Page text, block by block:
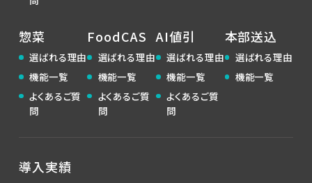
惣菜
選ばれる理由
機能一覧
よくあるご質
問
FoodCAS
選ばれる理由
機能一覧
よくあるご質
問
AI値引
選ばれる理由
機能一覧
よくあるご質
問
本部送込
選ばれる理由
機能一覧
導入実績